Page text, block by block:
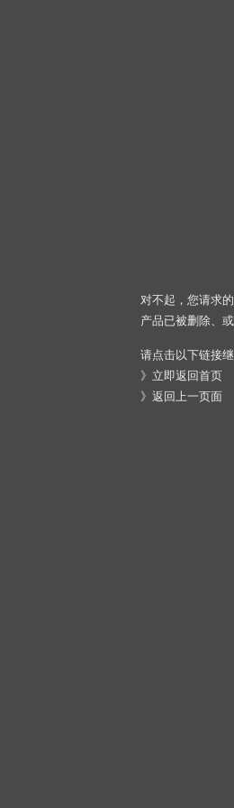
对不起，您请求
产品已被删除、
请点击以下链接
》 立即返回首页
》 返回上一页面